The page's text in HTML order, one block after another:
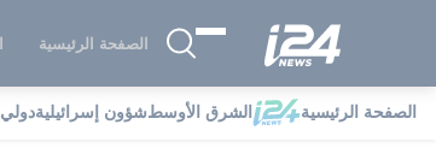
الصفحة الرئيسية
الصفحة الرئيسية الشرق الأوسطشؤون إسرائيليةدولي i24NEWS i24NEWS فهرس علامات